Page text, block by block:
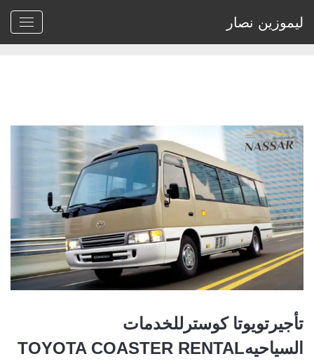
ليموزين نصار
Home
> Archive by tag خدمات تأجير كوستر باليوم"
تأجيرتويوتا كوسترللخدمات
السياحيهTOYOTA COASTER RENTAL